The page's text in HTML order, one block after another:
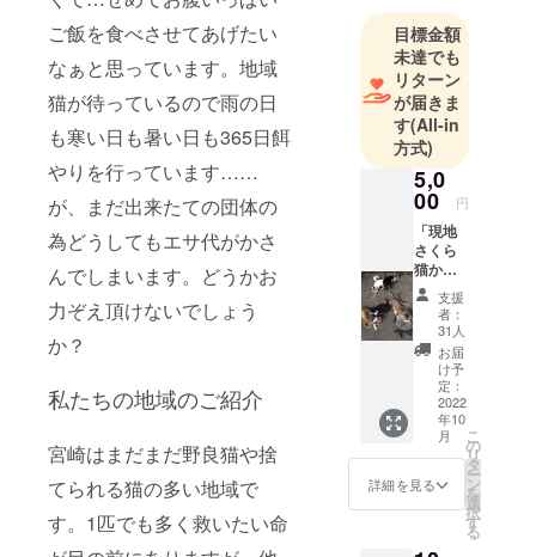
ご飯を食べさせてあげたい
なぁと思っています。地域
猫が待っているので雨の日
も寒い日も暑い日も365日餌
やりを行っています……
が、まだ出来たての団体の
為どうしてもエサ代がかさ
んでしまいます。どうかお
力ぞえ頂けないでしょう
か？
私たちの地域のご紹介
宮崎はまだまだ野良猫や捨
てられる猫の多い地域で
す。1匹でも多く救いたい命
目標金額
未達でも
リターン
が届きま
す(All-in
方式)
5,0
00 円
「現地
さくら
猫から
あなた
へメッ
セー
ジ」と
お礼の
Mail。
支援
者：
31人
お届
け予
定：
2022
年10
月
詳細を見る
こ
の
リ
タ
ー
ン
を
選
択
す
る